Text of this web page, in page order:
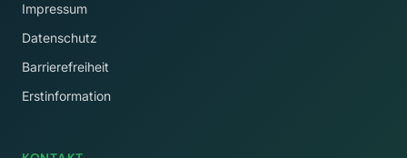
Impressum
Datenschutz
Barrierefreiheit
Erstinformation